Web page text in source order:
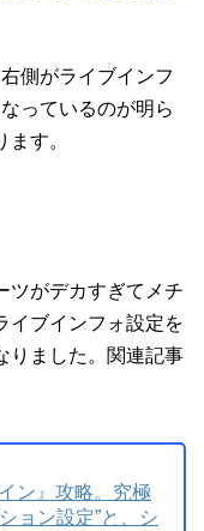
側がライブインフ
っているのが明ら
す。
ツがデカすぎてメチ
イブインフォ設定を
りました。関連記事
ン』攻略。究極
ョン設定”と、シ